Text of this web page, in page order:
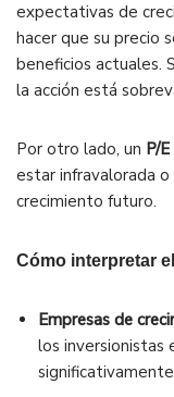
expectativas de
hacer que su precio
beneficios actuales.
la acción está
Por otro lado, un P/
estar infravalorada
crecimiento futuro.
Cómo interpretar
Empresas de
los inversionistas